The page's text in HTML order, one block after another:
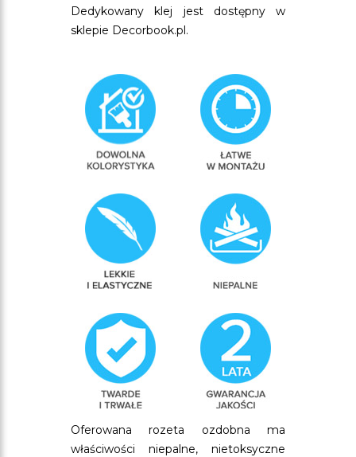
Dedykowany klej jest dostępny w
sklepie Decorbook.pl.
Oferowana rozeta ozdobna ma
właściwości niepalne, nietoksyczne